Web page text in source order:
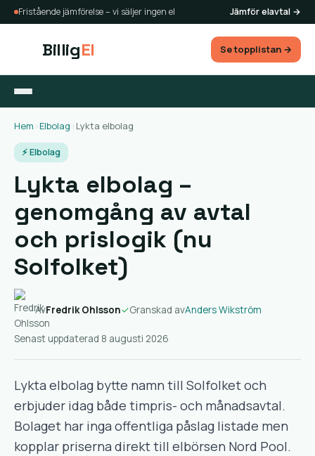
Fristående jämförelse – vi säljer ingen el Jämför elavtal →
BilligEl Se topplistan →
Hem Elbolag Lykta elbolag
⚡ Elbolag
Lykta elbolag –
genomgång av avtal
och prislogik (nu
Solfolket)
AvFredrik Ohlsson✓Granskad avAnders Wikström
Senast uppdaterad 8 augusti 2026
Lykta elbolag bytte namn till Solfolket och
erbjuder idag både timpris- och månadsavtal.
Bolaget har inga offentliga påslag listade men
kopplar priserna direkt till elbörsen Nord Pool.